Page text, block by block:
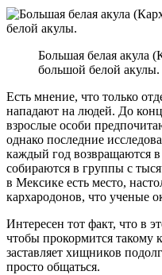
Большая белая акула
большой белой акулы.
Есть мнение, что только
нападают на людей. До
взрослые особи
однако последние
каждый год возвращаются
собираются в группы с
в Мексике есть место,
кархародонов, что ученые
Интересен тот факт, что в
чтобы прокормится такому
заставляет хищников
просто общаться.